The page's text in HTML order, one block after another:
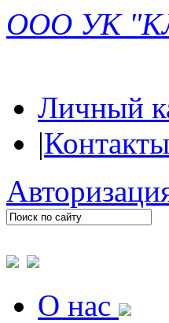
ООО УК
Личный
|Контакты
О нас